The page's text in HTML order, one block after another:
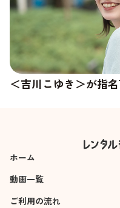
＜吉川こゆき＞が指
ホーム
動画一覧
ご利用の流れ